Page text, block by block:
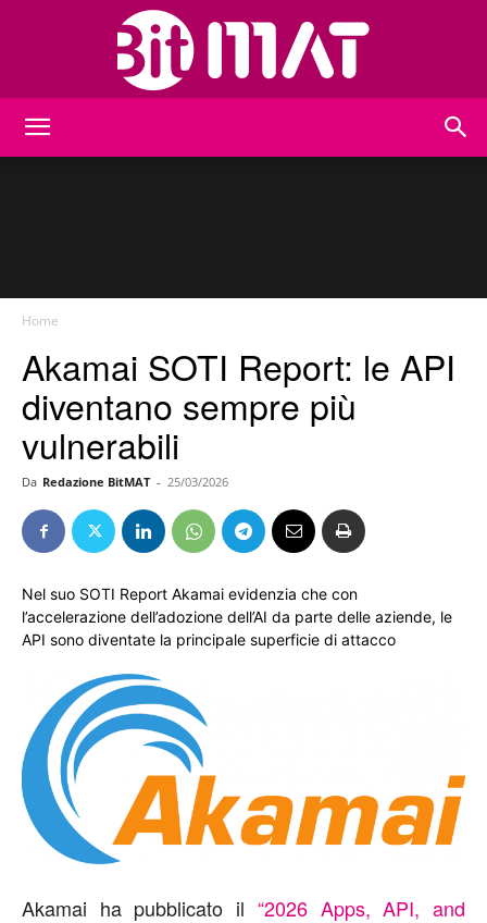
Home
Akamai SOTI Report: le API
diventano sempre più
vulnerabili
Da Redazione BitMAT - 25/03/2026
Nel suo SOTI Report Akamai evidenzia che con
l’accelerazione dell’adozione dell’AI da parte delle aziende, le
API sono diventate la principale superficie di attacco
Akamai ha pubblicato il “2026 Apps, API, and